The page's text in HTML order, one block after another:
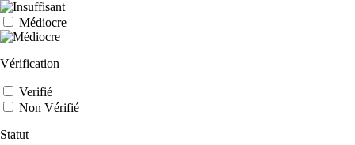
Médiocre
Vérification
Verifié
Non Vérifié
Statut